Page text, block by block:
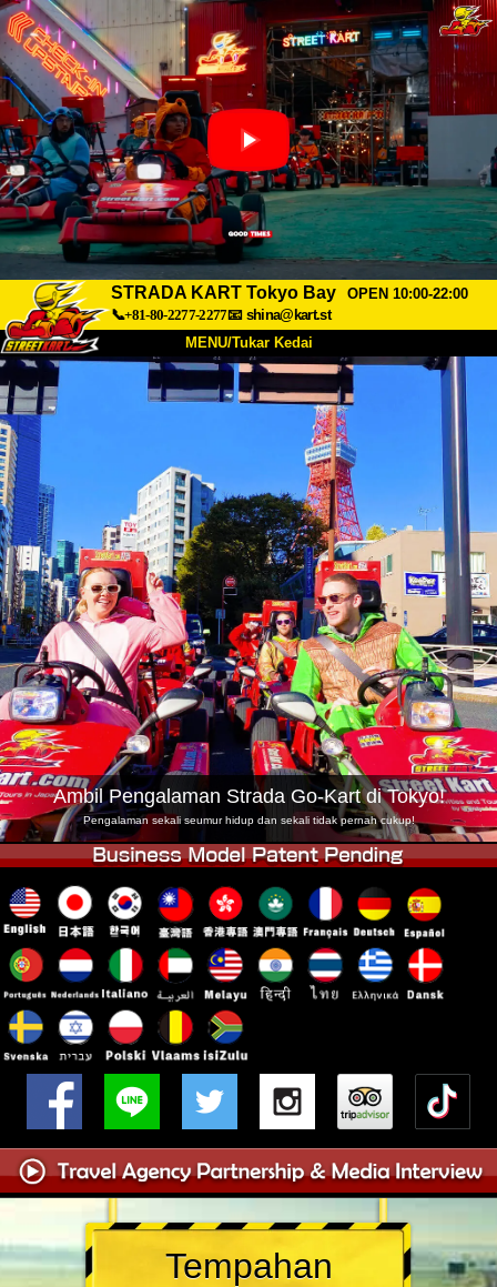
STRADA KART Tokyo Bay
OPEN 10:00-22:00
📞+81-80-2277-2277📧 shina@kart.st
MENU/Tukar Kedai
UTAMA
Soalan Lazim
Tempahan
Tukar Kedai
Tokyo Shinagawa Tokyo Akihabara#1
Tokyo Akihabara#2 Tokyo Shibuya
Tokyo Shibuya Annex Tokyo Bay
Tokyo Asakusa Osaka
Okinawa
Ambil Pengalaman Strada Go-Kart di Tokyo!
Pengalaman sekali seumur hidup dan sekali tidak pernah cukup!
Tempahan